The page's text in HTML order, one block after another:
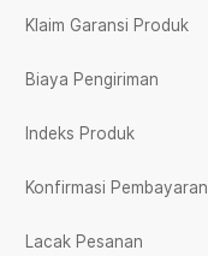
Klaim Garansi Produk
Biaya Pengiriman
Indeks Produk
Konfirmasi Pembayaran
Lacak Pesanan